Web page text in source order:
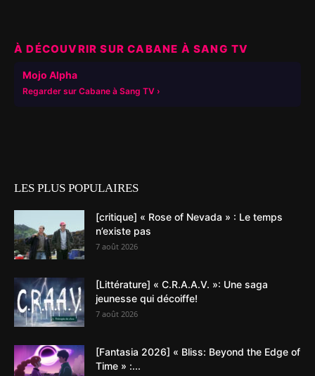
À DÉCOUVRIR SUR CABANE À SANG TV
Mojo Alpha
Regarder sur Cabane à Sang TV
LES PLUS POPULAIRES
[critique] « Rose of Nevada » : Le temps
n’existe pas
7 août 2026
[Littérature] « C.R.A.A.V. »: Une saga
jeunesse qui décoiffe!
7 août 2026
[Fantasia 2026] « Bliss: Beyond the Edge of
Time » :...